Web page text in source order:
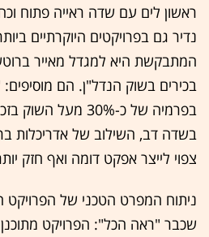
ראשון לים עם שדה ראייה פתוח
נדיר גם בפרויקטים היוקרתיים
המתבקשת היא למגדל מאייר
בכירים בשוק הנדל"ן. הם מוסיפים:
בפרמיה של כ-30%
בשדה דב, השילוב של אדריכלות
צפוי לייצר אפקט דומה ואף חזק
ניתוח המפרט הטכני של הפרויקט